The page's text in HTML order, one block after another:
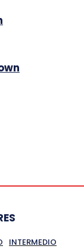
INTERMEDIO